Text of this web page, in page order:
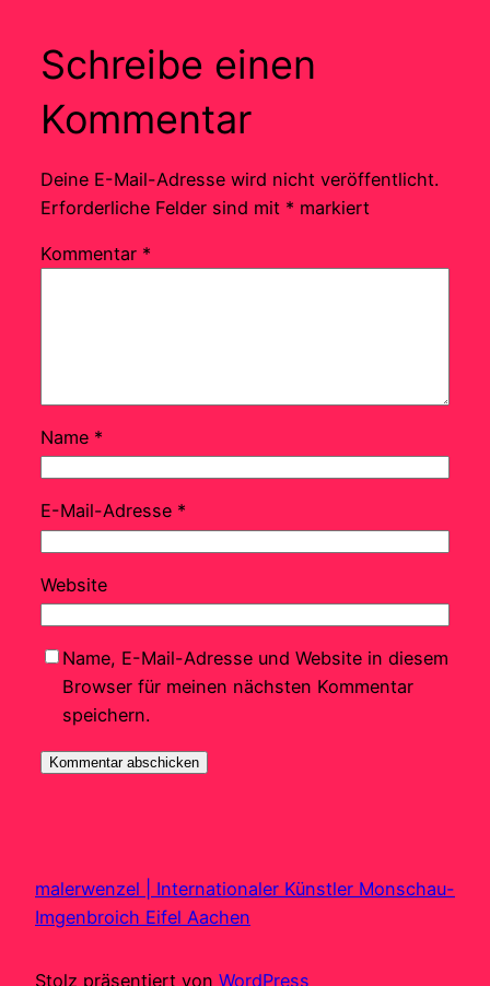
Schreibe einen
Kommentar
Deine E-Mail-Adresse wird nicht veröffentlicht.
Erforderliche Felder sind mit * markiert
Kommentar *
Name *
E-Mail-Adresse *
Website
Name, E-Mail-Adresse und Website in diesem
Browser für meinen nächsten Kommentar
speichern.
malerwenzel | Internationaler Künstler Monschau-
Imgenbroich Eifel Aachen
Stolz präsentiert von WordPress